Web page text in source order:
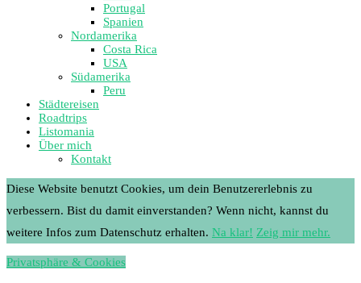
Portugal
Spanien
Nordamerika
Costa Rica
USA
Südamerika
Peru
Städtereisen
Roadtrips
Listomania
Über mich
Kontakt
Diese Website benutzt Cookies, um dein Benutzererlebnis zu
verbessern. Bist du damit einverstanden? Wenn nicht, kannst du
weitere Infos zum Datenschutz erhalten. Na klar! Zeig mir mehr.
Privatsphäre & Cookies